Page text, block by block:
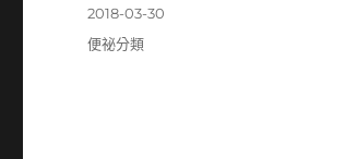
發
佈
2018-03-30
分
便祕分類